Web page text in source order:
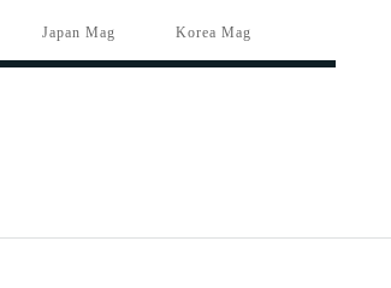
Japan Mag Korea Mag